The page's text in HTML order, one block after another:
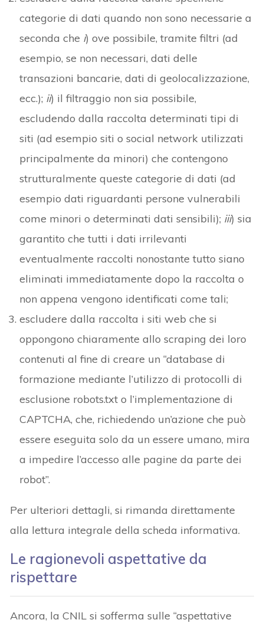
categorie di dati quando non sono necessarie a
seconda che i) ove possibile, tramite filtri (ad
esempio, se non necessari, dati delle
transazioni bancarie, dati di geolocalizzazione,
ecc.); ii) il filtraggio non sia possibile,
escludendo dalla raccolta determinati tipi di
siti (ad esempio siti o social network utilizzati
principalmente da minori) che contengono
strutturalmente queste categorie di dati (ad
esempio dati riguardanti persone vulnerabili
come minori o determinati dati sensibili); iii) sia
garantito che tutti i dati irrilevanti
eventualmente raccolti nonostante tutto siano
eliminati immediatamente dopo la raccolta o
non appena vengono identificati come tali;
escludere dalla raccolta i siti web che si
oppongono chiaramente allo scraping dei loro
contenuti al fine di creare un “database di
formazione mediante l’utilizzo di protocolli di
esclusione robots.txt o l’implementazione di
CAPTCHA, che, richiedendo un’azione che può
essere eseguita solo da un essere umano, mira
a impedire l’accesso alle pagine da parte dei
robot”.
Per ulteriori dettagli, si rimanda direttamente
alla lettura integrale della scheda informativa.
Le ragionevoli aspettative da
rispettare
Ancora, la CNIL si sofferma sulle “aspettative